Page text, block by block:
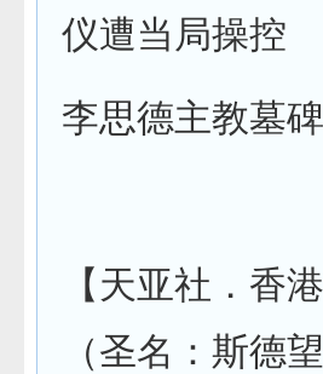
李思德主教墓
【天亚社．香
（圣名：斯德